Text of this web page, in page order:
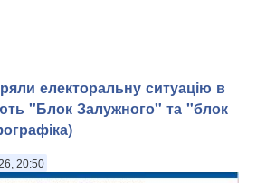
електоральну ситуацію в
"Блок Залужного" та "блок
20:50